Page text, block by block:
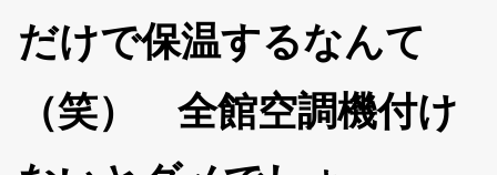
だけで保温するなんて
（笑） 全館空調機付け